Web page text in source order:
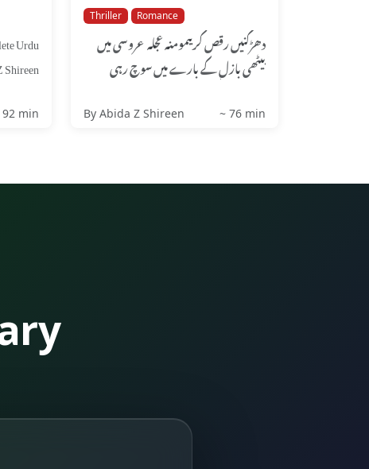
Urdu
92 min
Thriller Romance
دھڑکنیں رقص کریںمومنہ عجلہ عروسی میں
بیٹھی بازل کے بارے میں سوچ رہی
By Abida Z Shireen ~ 76 min